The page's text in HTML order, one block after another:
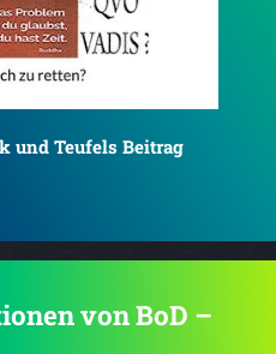
von BoD –